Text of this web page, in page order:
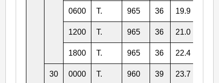
0600 T. 965 36 19.9
1200 T. 965 36 21.0
1800 T. 965 36 22.4
30 0000 T. 960 39 23.7